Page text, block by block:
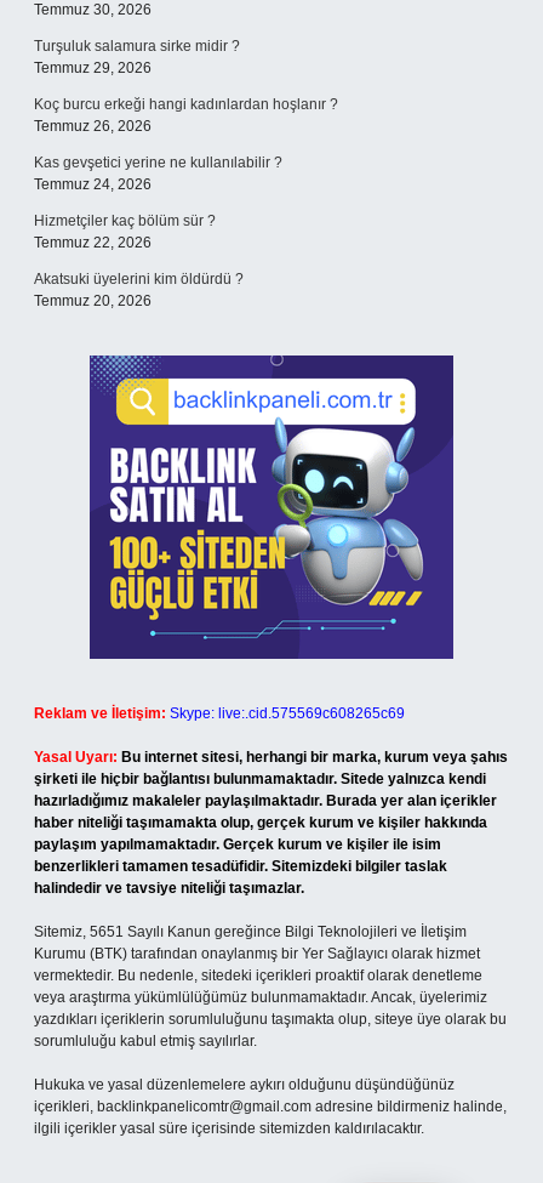
Temmuz 30, 2026
Turşuluk salamura sirke midir ?
Temmuz 29, 2026
Koç burcu erkeği hangi kadınlardan hoşlanır ?
Temmuz 26, 2026
Kas gevşetici yerine ne kullanılabilir ?
Temmuz 24, 2026
Hizmetçiler kaç bölüm sür ?
Temmuz 22, 2026
Akatsuki üyelerini kim öldürdü ?
Temmuz 20, 2026
Reklam ve İletişim: Skype: live:.cid.575569c608265c69
Yasal Uyarı: Bu internet sitesi, herhangi bir marka, kurum veya şahıs
şirketi ile hiçbir bağlantısı bulunmamaktadır. Sitede yalnızca kendi
hazırladığımız makaleler paylaşılmaktadır. Burada yer alan içerikler
haber niteliği taşımamakta olup, gerçek kurum ve kişiler hakkında
paylaşım yapılmamaktadır. Gerçek kurum ve kişiler ile isim
benzerlikleri tamamen tesadüfidir. Sitemizdeki bilgiler taslak
halindedir ve tavsiye niteliği taşımazlar.
Sitemiz, 5651 Sayılı Kanun gereğince Bilgi Teknolojileri ve İletişim
Kurumu (BTK) tarafından onaylanmış bir Yer Sağlayıcı olarak hizmet
vermektedir. Bu nedenle, sitedeki içerikleri proaktif olarak denetleme
veya araştırma yükümlülüğümüz bulunmamaktadır. Ancak, üyelerimiz
yazdıkları içeriklerin sorumluluğunu taşımakta olup, siteye üye olarak bu
sorumluluğu kabul etmiş sayılırlar.
Hukuka ve yasal düzenlemelere aykırı olduğunu düşündüğünüz
içerikleri, backlinkpanelicomtr@gmail.com adresine bildirmeniz halinde,
ilgili içerikler yasal süre içerisinde sitemizden kaldırılacaktır.